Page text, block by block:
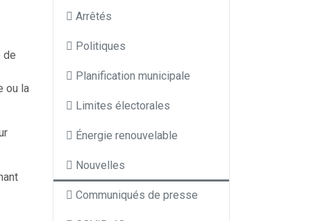
de
ou la
Arrêtés
Politiques
Planification municipale
Limites électorales
Énergie renouvelable
Nouvelles
Communiqués de presse